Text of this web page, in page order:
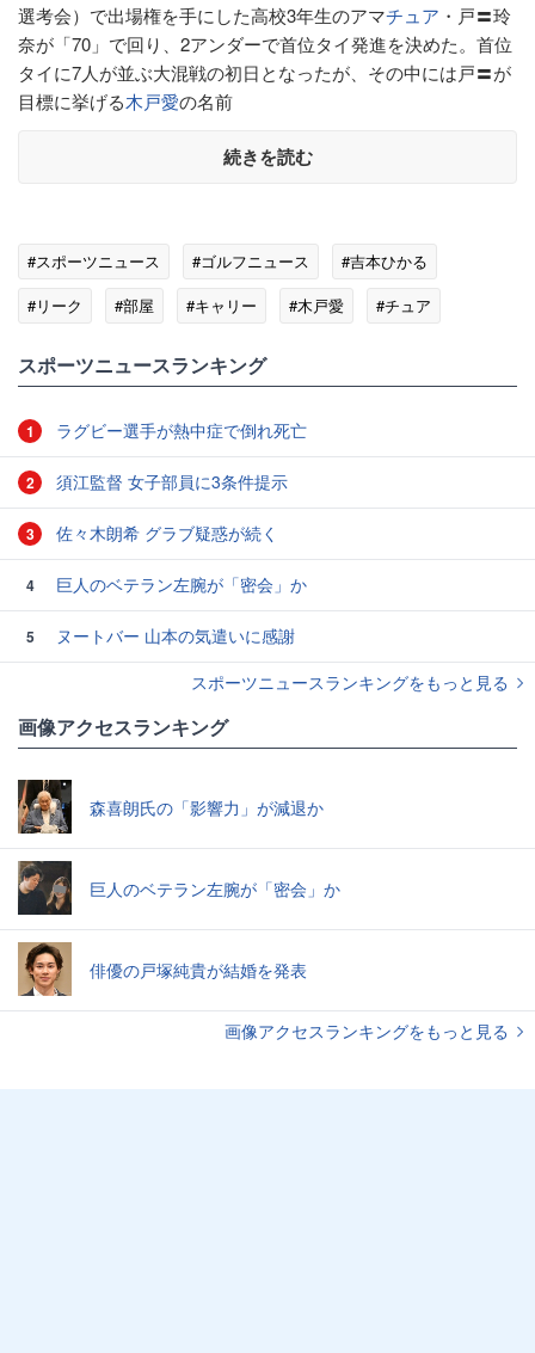
選考会）で出場権を手にした高校3年生のアマチュア ・戸〓玲
奈が「70」で回り、2アンダーで首位タイ発進を決めた。首位
タイに7人が並ぶ大混戦の初日となったが、その中には戸〓が
目標に挙げる木戸愛の名前
続きを読む
#スポーツニュース #ゴルフニュース
#吉本ひかる
#リーク
#部屋 #キャリー #木戸愛
#チュア
スポーツニュースランキング
1 ラグビー選手が熱中症で倒れ死亡
2 須江監督 女子部員に3条件提示
3 佐々木朗希 グラブ疑惑が続く
4 巨人のベテラン左腕が「密会」か
5
ヌートバー 山本の気遣いに感謝
スポーツニュースランキングをもっと見る
画像アクセスランキング
森喜朗氏の「影響力」が減退か
巨人のベテラン左腕が「密会」か
俳優の戸塚純貴が結婚を発表
画像アクセスランキングをもっと見る